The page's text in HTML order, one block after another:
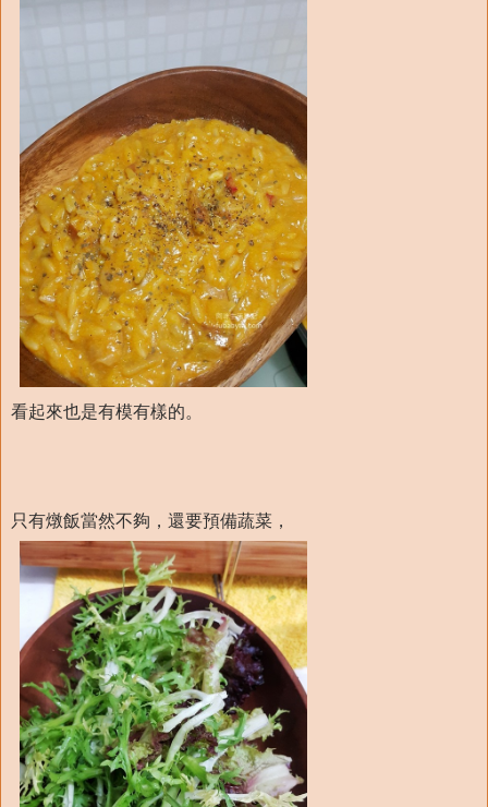
看起來也是有模有樣的。
只有燉飯當然不夠，還要預備蔬菜，